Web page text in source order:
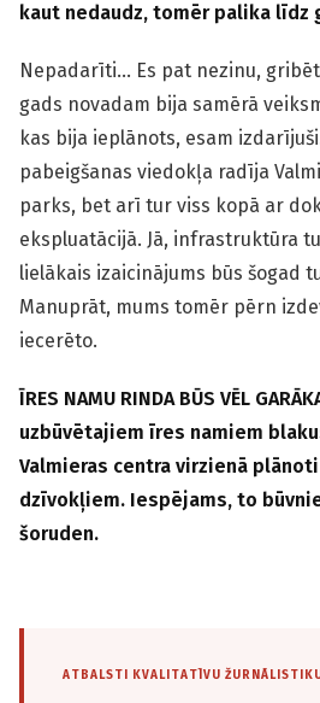
kaut nedaudz, tomēr palika līdz
Nepadarīti… Es pat nezinu,
gads novadam bija samērā
kas bija ieplānots, esam
pabeigšanas viedokļa radīja
parks, bet arī tur viss kopā ar
ekspluatācijā. Jā, infrastruktūra
lielākais izaicinājums būs šogad
Manuprāt, mums tomēr pērn
iecerēto.
ĪRES NAMU RINDA BŪS VĒL
uzbūvētajiem īres namiem
Valmieras centra virzienā
dzīvokļiem. Iespējams, to
šoruden.
ATBALSTI KVALITATĪVU